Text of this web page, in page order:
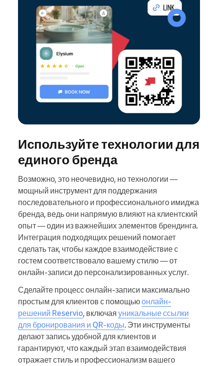
Используйте технологии для
единого бренда
Возможно, это неочевидно, но технологии —
мощный инструмент для поддержания
последовательного и профессионального имиджа
бренда, ведь они напрямую влияют на клиентский
опыт — один из важнейших элементов брендинга.
Интеграция подходящих решений помогает
сделать так, чтобы каждое взаимодействие с
гостем соответствовало вашему стилю — от
онлайн-записи до персонализированных услуг.
Сделайте процесс онлайн-записи максимально
простым для клиентов с помощьюонлайн-
решений Reservio, включая уникальные ссылки
для бронирования и QR-коды. Эти инструменты
делают запись удобной для клиентов и
гарантируют, что каждый этап взаимодействия
отражает стиль и профессионализм вашего